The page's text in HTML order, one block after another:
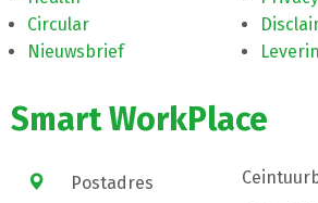
Circular
Nieuwsbrief
Smart WorkPlace
Postadres